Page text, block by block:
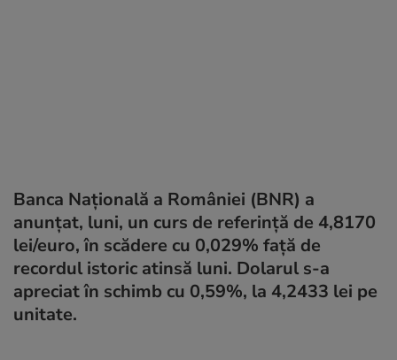
Banca Naţională a României (BNR) a
anunţat, luni, un curs de referinţă de 4,8170
lei/euro, în scădere cu 0,029% faţă de
recordul istoric atinsă luni. Dolarul s-a
apreciat în schimb cu 0,59%, la 4,2433 lei pe
unitate.